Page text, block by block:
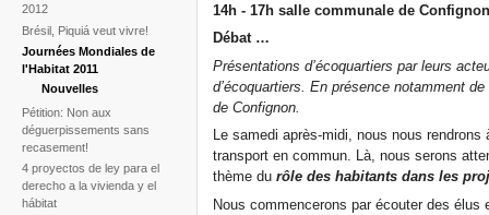
2012
Brésil, Piquiá veut vivre!
Journées Mondiales de
l'Habitat 2011
Nouvelles
Pétition: Non aux
déguerpissements sans
recasement!
4 proyectos de ley para el
derecho a la vivienda y el
hábitat
14h - 17h salle communale de
Débat …
Présentations d’écoquartiers par leurs
d’écoquartiers.En présence notamment
de Confignon.
Le samedi après-midi, nous nous
transport en commun. Là, nous serons
thème durôle des habitants dans les
Nous commencerons par écouter des